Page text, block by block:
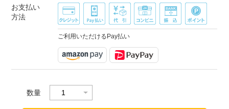
お支払い
方法
ご利用いただけるPay払い
数量